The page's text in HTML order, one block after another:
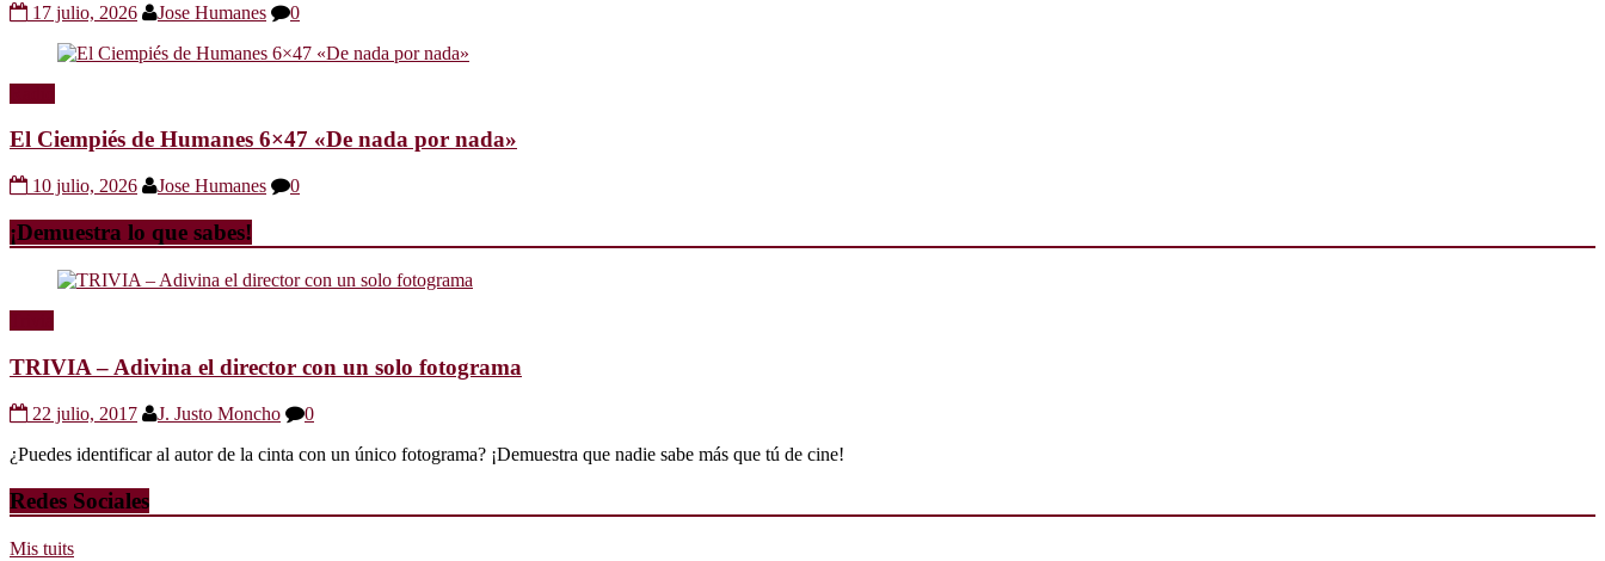
17 julio, 2026 Jose Humanes 0
El Ciempiés de Humanes 6×47 «De nada por nada»
10 julio, 2026 Jose Humanes 0
¡Demuestra lo que sabes!
TRIVIA – Adivina el director con un solo fotograma
22 julio, 2017 J. Justo Moncho
0
¿Puedes identificar al autor de la cinta con un único fotograma? ¡Demuestra que nadie sabe más que tú de cine!
Redes Sociales
Mis tuits